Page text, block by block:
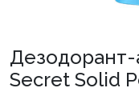
Дезодорант-
Secret Solid